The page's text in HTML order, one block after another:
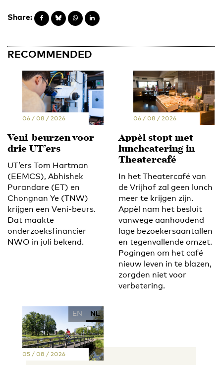
Share:
RECOMMENDED
06 / 08 / 2026
Veni-beurzen voor
drie UT’ers
UT’ers Tom Hartman
(EEMCS), Abhishek
Purandare (ET) en
Chongnan Ye (TNW)
krijgen een Veni-beurs.
Dat maakte
onderzoeksfinancier
NWO in juli bekend.
06 / 08 / 2026
Appèl stopt met
lunchcatering in
Theatercafé
In het Theatercafé van
de Vrijhof zal geen lunch
meer te krijgen zijn.
Appèl nam het besluit
vanwege aanhoudend
lage bezoekersaantallen
en tegenvallende omzet.
Pogingen om het café
nieuw leven in te blazen,
zorgden niet voor
verbetering.
EN NL
05 / 08 / 2026